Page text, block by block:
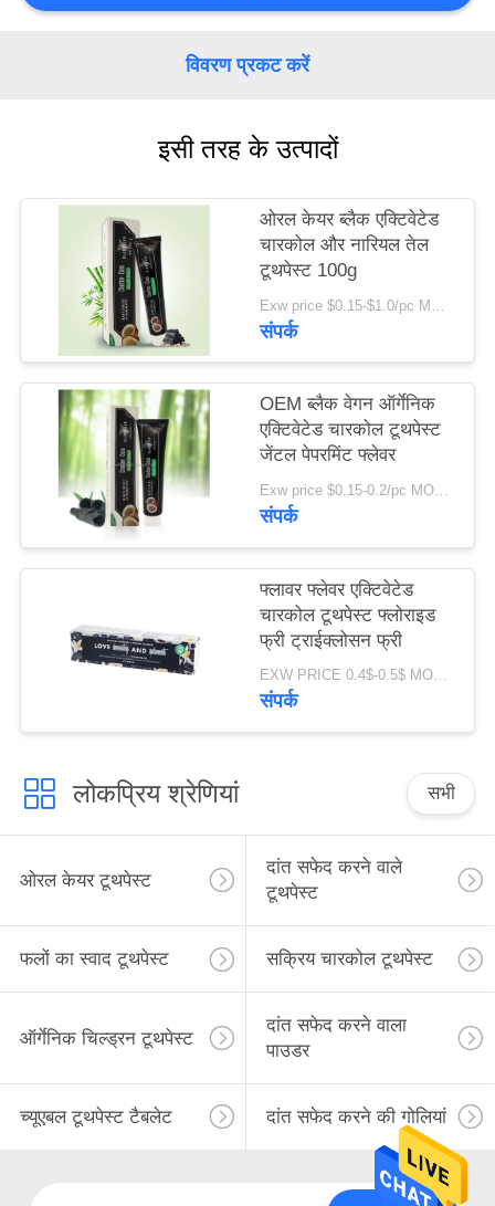
एक
गोपनीयता
नीति
विवरण प्रकट करें
इसी तरह के उत्पादों
ओरल केयर ब्लैक एक्टिवेटेड
चारकोल और नारियल तेल
टूथपेस्ट 100g
Exw price $0.15-$1.0/pc MOQ:500 पीसी -30000 पीसी
संपर्क
OEM ब्लैक वेगन ऑर्गेनिक
एक्टिवेटेड चारकोल टूथपेस्ट
जेंटल पेपरमिंट फ्लेवर
Exw price $0.15-0.2/pc MOQ:500 पीसी -30000 पीसी
संपर्क
फ्लावर फ्लेवर एक्टिवेटेड
चारकोल टूथपेस्ट फ्लोराइड
फ्री ट्राईक्लोसन फ्री
EXW PRICE 0.4$-0.5$ MOQ:500 पीसी -30000 पीसी
संपर्क
लोकप्रिय श्रेणियां सभी
ओरल केयर टूथपेस्ट
दांत सफेद करने वाले
टूथपेस्ट
फलों का स्वाद टूथपेस्ट सक्रिय चारकोल टूथपेस्ट
ऑर्गेनिक चिल्ड्रन टूथपेस्ट
दांत सफेद करने वाला
पाउडर
च्यूएबल टूथपेस्ट टैबलेट दांत सफेद करने की गोलियां